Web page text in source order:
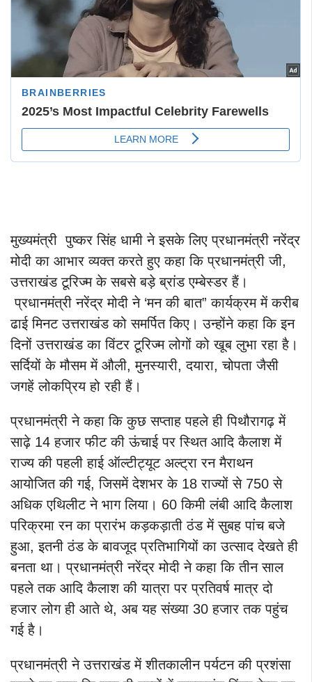
मुख्यमंत्री पुष्कर सिंह धामी ने इसके लिए प्रधानमंत्री नरेंद्र
मोदी का आभार व्यक्त करते हुए कहा कि प्रधानमंत्री जी,
उत्तराखंड टूरिज्म के सबसे बड़े ब्रांड एम्बेस्डर हैं।
प्रधानमंत्री नरेंद्र मोदी ने ‘मन की बात” कार्यक्रम में करीब
ढाई मिनट उत्तराखंड को समर्पित किए। उन्होंने कहा कि इन
दिनों उत्तराखंड का विंटर टूरिज्म लोगों को खूब लुभा रहा है।
सर्दियों के मौसम में औली, मुनस्यारी, दयारा, चोपता जैसी
जगहें लोकप्रिय हो रही हैं।
प्रधानमंत्री ने कहा कि कुछ सप्ताह पहले ही पिथौरागढ़ में
साढ़े 14 हजार फीट की ऊंचाई पर स्थित आदि कैलाश में
राज्य की पहली हाई ऑल्टीट्यूट अल्ट्रा रन मैराथन
आयोजित की गई, जिसमें देशभर के 18 राज्यों से 750 से
अधिक एथिलीट ने भाग लिया। 60 किमी लंबी आदि कैलाश
परिक्रमा रन का प्रारंभ कड़कड़ाती ठंड में सुबह पांच बजे
हुआ, इतनी ठंड के बावजूद प्रतिभागियों का उत्साद देखते ही
बनता था। प्रधानमंत्री नरेंद्र मोदी ने कहा कि तीन साल
पहले तक आदि कैलाश की यात्रा पर प्रतिवर्ष मात्र दो
हजार लोग ही आते थे, अब यह संख्या 30 हजार तक पहुंच
गई है।
प्रधानमंत्री ने उत्तराखंड में शीतकालीन पर्यटन की प्रशंसा